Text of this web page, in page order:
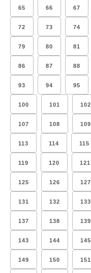
65 66 67
72 73 74
79 80 81
86 87 88
93 94 95
100 101 102
107 108 109
113 114 115
119 120 121
125 126 127
131 132 133
137 138 139
143 144 145
149 150 151